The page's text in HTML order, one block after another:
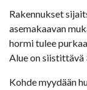
Rakennukset
asemakaavan
hormi tulee
Alue on siistittävä
Kohde myydään